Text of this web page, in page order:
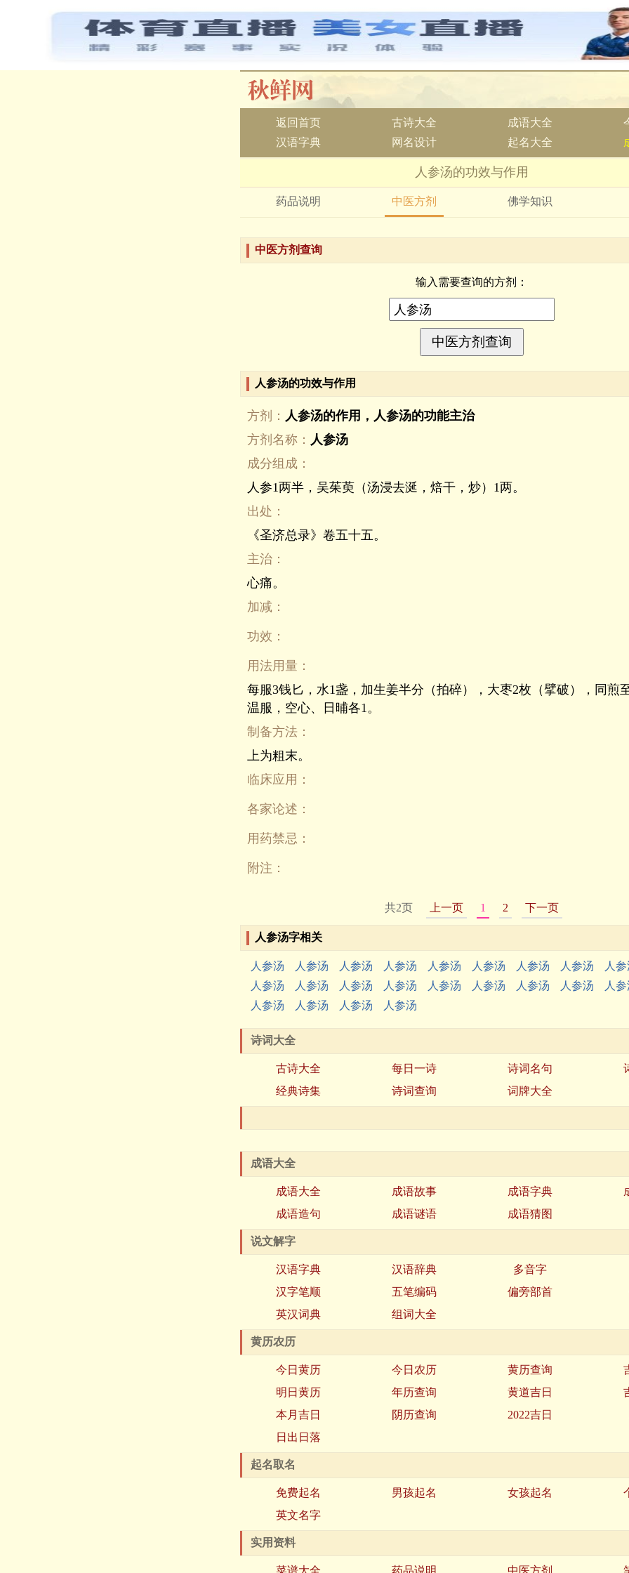
返回首页 古诗大全 成语大全
汉语字典
网名设计 起名大全
人参汤的功效与作用
药品说明 中医方剂 佛学知识
中医方剂查询
输入需要查询的方剂：
人参汤的功效与作用
方剂： 人参汤的作用，人参汤的功能主治
方剂名称： 人参汤
成分组成：
人参1两半，吴茱萸（汤浸去涎，焙干，炒）1两。
出处：
《圣济总录》卷五十五。
主治：
心痛。
加减：
功效：
用法用量：
每服3钱匕，水1盏，加生姜半分（拍碎），大枣2枚（擘破），同煎
温服，空心、日晡各1。
制备方法：
上为粗末。
临床应用：
各家论述：
用药禁忌：
附注：
共2页 上一页 1 2 下一页
人参汤字相关
人参汤 人参汤 人参汤 人参汤 人参汤 人参汤 人参汤 人参汤 人
人参汤
人参汤 人参汤 人参汤 人参汤 人参汤 人参汤 人参汤 人
人参汤
人参汤 人参汤 人参汤
诗词大全
古诗大全 每日一诗 诗词名句
经典诗集
诗词查询 词牌大全
成语大全
成语大全 成语故事 成语字典
成语造句
成语谜语 成语猜图
说文解字
汉语字典 汉语辞典 多音字
汉字笔顺
五笔编码 偏旁部首
英汉词典
组词大全
黄历农历
今日黄历 今日农历 黄历查询
明日黄历
年历查询 黄道吉日
本月吉日
阴历查询 2022吉日
日出日落
起名取名
免费起名 男孩起名 女孩起名
英文名字
实用资料
菜谱大全 药品说明 中医方剂